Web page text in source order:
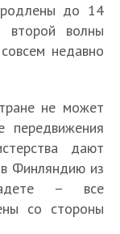
до 14
второй волны
недавно
не может
передвижения
дают
Финляндию из
– все
со стороны